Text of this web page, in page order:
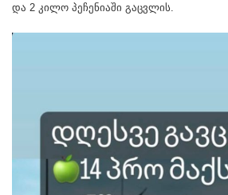
და 2 კილო პეჩენიაში გაცვლის.